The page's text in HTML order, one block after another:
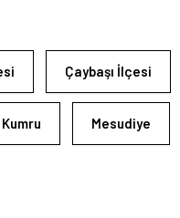
Çaybaşı İlçesi
Kumru Mesudiye